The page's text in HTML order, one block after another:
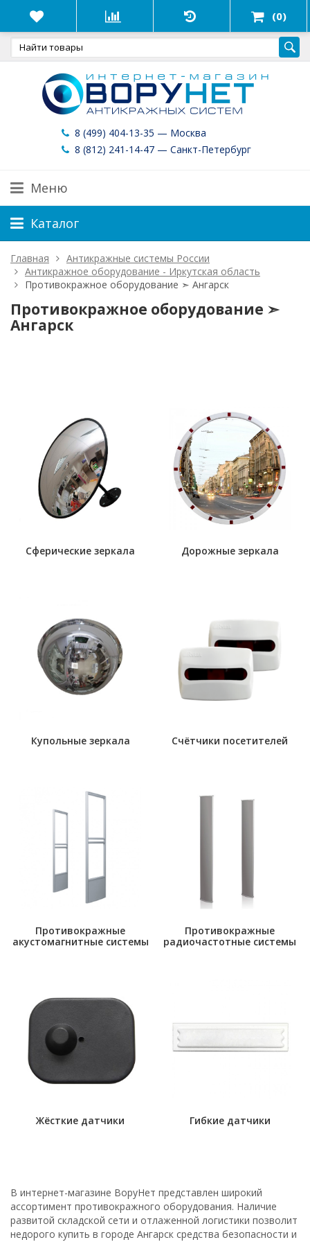
(0)
8 (499) 404-13-35 — Москва
8 (812) 241-14-47 — Санкт-Петербург
Меню
Каталог
Главная
Антикражные системы России
Антикражное оборудование - Иркутская область
Противокражное оборудование ➣ Ангарск
Противокражное оборудование ➣
Ангарск
Сферические зеркала Дорожные зеркала
Купольные зеркала Счётчики посетителей
Противокражные
акустомагнитные системы
Противокражные
радиочастотные системы
Жёсткие датчики Гибкие датчики
В интернет-магазине ВоруНет представлен широкий
ассортимент противокражного оборудования. Наличие
развитой складской сети и отлаженной логистики позволит
недорого купить в городе Ангарск средства безопасности и